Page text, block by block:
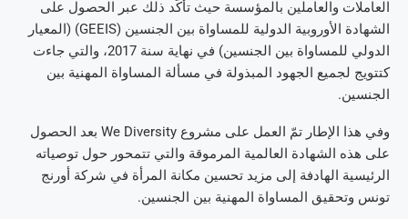
العاملات والعاملين بالمؤسسة حيث تأكّد ذلك عبر الحصول على
الشهادة الأوروبية الدولية للمساواة بين الجنسين (GEEIS) (المعيار
الدولي للمساواة بين الجنسين) في نهاية سنة 2017، والتي جاءت
كتتويج لجميع الجهود المبذولة في مسألة المساواة المهنية بين
الجنسين.
وفي هذا الإطار تمّ العمل على مشروع We Diversity بعد الحصول
على هذه الشهادة العالمية المرموقة والتي تتمحور حول توصياته
الرئيسية الهادفة إلى مزيد تحسين مكانة المرأة في شركة أورنج
تونس وتحقيق المساواة المهنية بين الجنسين.